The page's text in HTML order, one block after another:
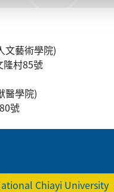
文藝術學院)
隆村85號
醫學院)
號
Chiayi University